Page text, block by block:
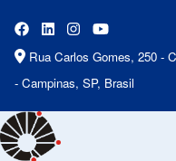
Rua Carlos Gomes, 250 -
- Campinas, SP, Brasil